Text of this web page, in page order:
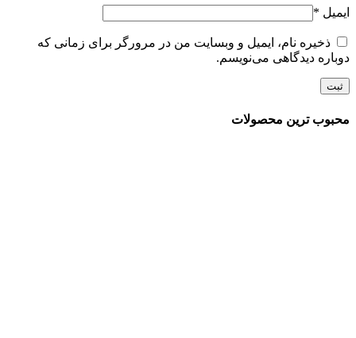
ایمیل *
ذخیره نام، ایمیل و وبسایت من در مرورگر برای زمانی که
دوباره دیدگاهی می‌نویسم.
محبوب ترین محصولات